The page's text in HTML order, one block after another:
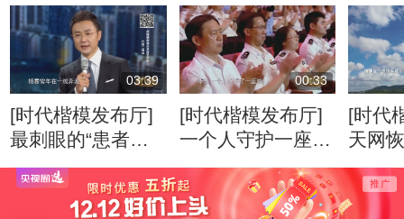
03:39
[时代楷模发布厅]
最刺眼的“患者拒
绝”
00:33
[时代楷模发布厅]
一个人守护一座
城，一座城送别这
个人
[时代
天网
漏